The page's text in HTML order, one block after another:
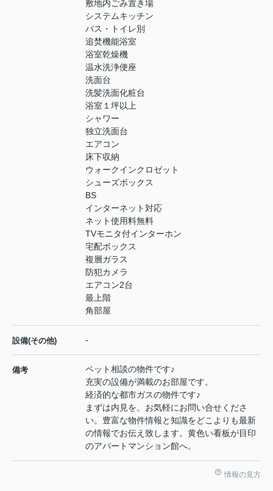
敷地内ごみ置き場
システムキッチン
バス・トイレ別
追焚機能浴室
浴室乾燥機
温水洗浄便座
洗面台
洗髪洗面化粧台
浴室１坪以上
シャワー
独立洗面台
エアコン
床下収納
ウォークインクロゼット
シューズボックス
BS
インターネット対応
ネット使用料無料
TVモニタ付インターホン
宅配ボックス
複層ガラス
防犯カメラ
エアコン2台
最上階
角部屋
設備(その他) -
備考
ペット相談の物件です♪
充実の設備が満載のお部屋です。
経済的な都市ガスの物件です♪
まずは内見を。お気軽にお問い合せくださ
い。豊富な物件情報と知識をどこよりも最新
の情報でお伝え致します。黄色い看板が目印
のアパートマンション館へ。
情報の見方